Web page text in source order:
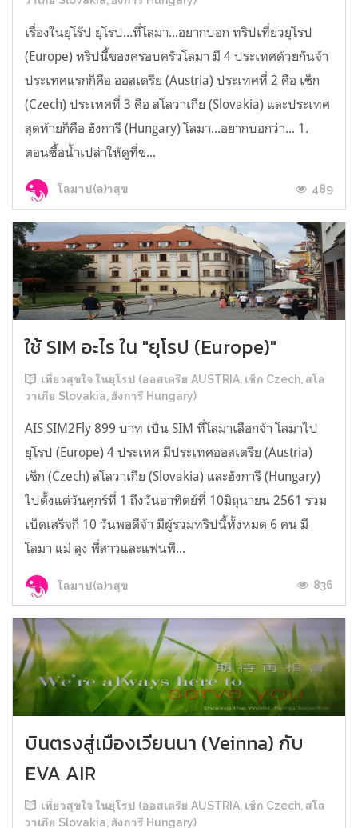
เรื่องในยุโร๊ป ยุโรป...ที่โลมา...อยากบอก ทริปเที่ยวยุโรป
(Europe) ทริปนี้ของครอบครัวโลมา มี 4 ประเทศด้วยกันจ้า
ประเทศแรกก็คือ ออสเตรีย (Austria) ประเทศที่ 2 คือ เช็ก
(Czech) ประเทศที่ 3 คือ สโลวาเกีย (Slovakia) และประเทศ
สุดท้ายก็คือ ฮังการี (Hungary) โลมา...อยากบอกว่า... 1.
ตอนซื้อน้ำเปล่าให้ดูที่ข...
โลมาป(ล)าสุข 489
ใช้ SIM อะไร ใน "ยุโรป (Europe)"
เที่ยวสุขใจ ในยุโรป (ออสเตรีย AUSTRIA, เช็ก Czech, สโล
วาเกีย Slovakia, ฮังการี Hungary)
AIS SIM2Fly 899 บาท เป็น SIM ที่โลมาเลือกจ้า โลมาไป
ยุโรป (Europe) 4 ประเทศ มีประเทศออสเตรีย (Austria)
เช็ก (Czech) สโลวาเกีย (Slovakia) และฮังการี (Hungary)
ไปตั้งแต่วันศุกร์ที่ 1 ถึงวันอาทิตย์ที่ 10มิถุนายน 2561 รวม
เบ็ดเสร็จก็ 10 วันพอดีจ้า มีผู้ร่วมทริปนี้ทั้งหมด 6 คน มี
โลมา แม่ ลุง พี่สาวและแฟนพี...
โลมาป(ล)าสุข 836
บินตรงสู่เมืองเวียนนา (Veinna) กับ
EVA AIR
เที่ยวสุขใจ ในยุโรป (ออสเตรีย AUSTRIA, เช็ก Czech, สโล
วาเกีย Slovakia, ฮังการี Hungary)